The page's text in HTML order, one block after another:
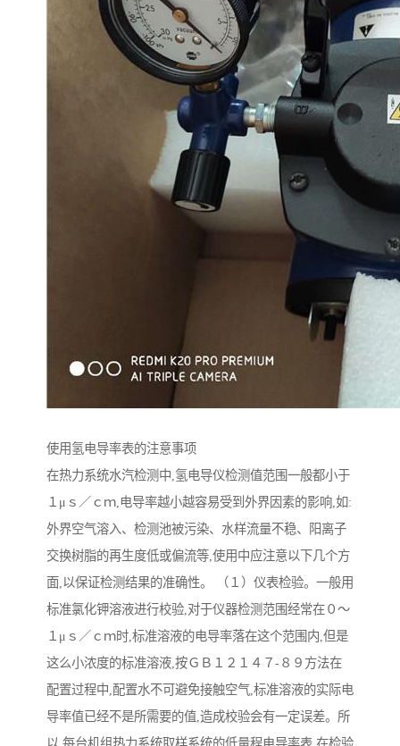
使用氢电导率表的注意事项
在热力系统水汽检测中,氢电导仪检测值范围一般都小于
１μｓ／ｃｍ,电导率越小越容易受到外界因素的影响,如:
外界空气溶入、检测池被污染、水样流量不稳、阳离子
交换树脂的再生度低或偏流等,使用中应注意以下几个方
面,以保证检测结果的准确性。 （１）仪表检验。一般用
标准氯化钾溶液进行校验,对于仪器检测范围经常在０～
１μｓ／ｃｍ时,标准溶液的电导率落在这个范围内,但是
这么小浓度的标准溶液,按ＧＢ１２１４７-８９方法在
配置过程中,配置水不可避免接触空气,标准溶液的实际电
导率值已经不是所需要的值,造成校验会有一定误差。所